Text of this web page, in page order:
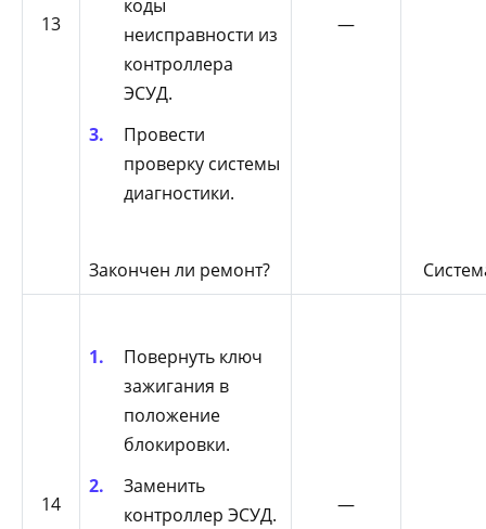
13
коды
неисправности из
контроллера
ЭСУД.
Провести
проверку системы
диагностики.
Закончен ли ремонт?
—
14
Повернуть ключ
зажигания в
положение
блокировки.
Заменить
контроллер ЭСУД.
—